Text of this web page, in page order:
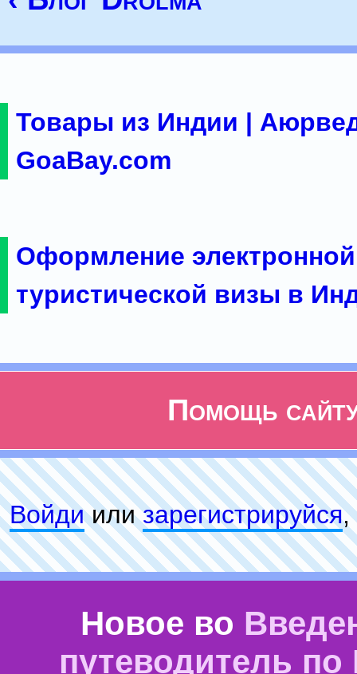
Товары из Индии |
GoaBay.com
Оформление электронной
туристической визы в
Помощь
Войдиилизарeгиcтpируйся,
Новое во
путеводитель